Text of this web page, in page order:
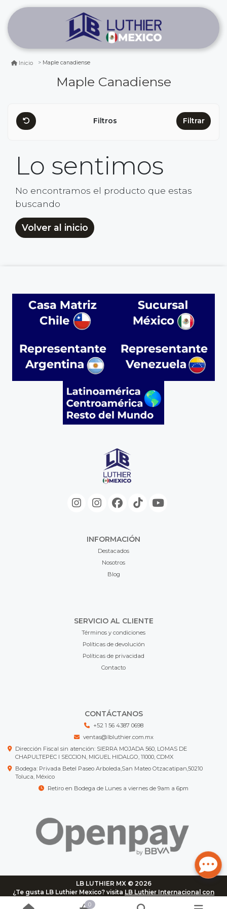
Inicio Maple canadiense
Maple Canadiense
Filtros Filtrar
Lo sentimos
No encontramos el producto que estas
buscando
Volver al inicio
INFORMACIÓN
Destacados
Nosotros
Blog
SERVICIO AL CLIENTE
Términos y condiciones
Políticas de devolución
Políticas de privacidad
Contacto
CONTÁCTANOS
+52 1 56 4387 0698
ventas@lbluthier.com.mx
Dirección Fiscal sin atención: SIERRA MOJADA 560, LOMAS DE
CHAPULTEPEC I SECCION, MIGUEL HIDALGO, 11000, CDMX
Bodega: Privada Betel Paseo Arboleda,San Mateo Otzacatipan,50210
Toluca, México
Retiro en Bodega de Lunes a viernes de 9am a 6pm
LB LUTHIER MX © 2026
¿Te gusta LB Luthier Mexico? visita LB Luthier Internacional con
más de 3.000 productos disponibles
0